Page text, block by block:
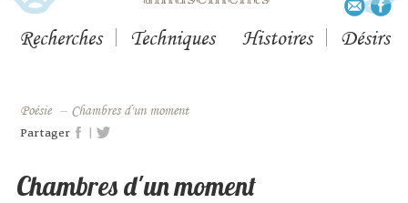
Recherches Techniques Histoires Désirs
Poésie – Chambres d'un moment
Partager |
Chambres d'un moment